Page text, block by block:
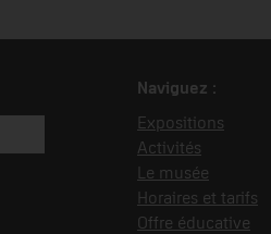
Naviguez :
Expositions
Activités
Le musée
Horaires et tarifs
Offre éducative